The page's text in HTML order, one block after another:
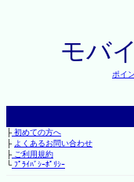
モバ
ポイ
├初めての方へ
├ よくあるお問い合わせ
├ご利用規約
└ﾌﾟﾗｲﾊﾞｼｰﾎﾟﾘｼｰ